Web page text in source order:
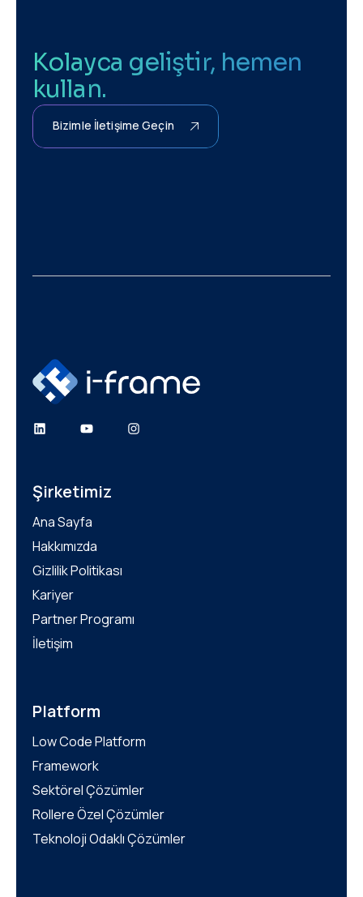
Kolayca geliştir, hemen
kullan.
Bizimle İletişime Geçin
Şirketimiz
Ana Sayfa
Hakkımızda
Gizlilik Politikası
Kariyer
Partner Programı
İletişim
Platform
Low Code Platform
Framework
Sektörel Çözümler
Rollere Özel Çözümler
Teknoloji Odaklı Çözümler